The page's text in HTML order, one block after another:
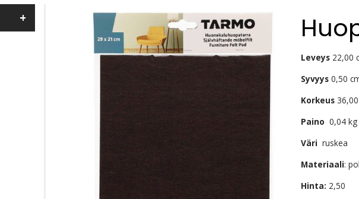
Leveys 22,00
Syvyys0,50
Korkeus
Paino 0,04 kg
Väri ruskea
Materiaali:
Hinta: 2,50